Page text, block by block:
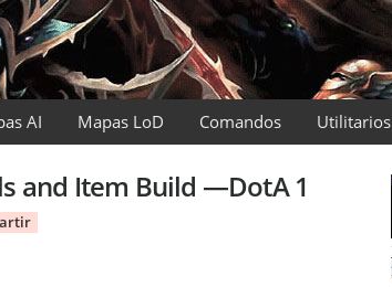
AI Mapas LoD Comandos Utilitarios
and Item Build —DotA 1